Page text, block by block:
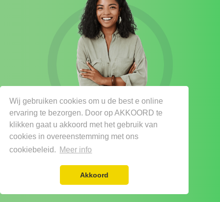
Wij gebruiken cookies om u de best e online
ervaring te bezorgen. Door op AKKOORD te
klikken gaat u akkoord met het gebruik van
cookies in overeenstemming met ons
cookiebeleid. Meer info
Akkoord